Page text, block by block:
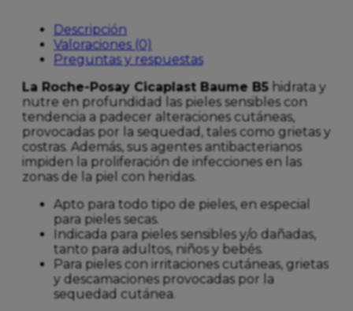
Descripción
Valoraciones (0)
Preguntas y respuestas
La Roche-Posay Cicaplast Baume B5 hidrata y
nutre en profundidad las pieles sensibles con
tendencia a padecer alteraciones cutáneas,
provocadas por la sequedad, tales como grietas y
costras. Además, sus agentes antibacterianos
impiden la proliferación de infecciones en las
zonas de la piel con heridas.
Apto para todo tipo de pieles, en especial
para pieles secas.
Indicada para pieles sensibles y/o dañadas,
tanto para adultos, niños y bebés.
Para pieles con irritaciones cutáneas, grietas
y descamaciones provocadas por la
sequedad cutánea.